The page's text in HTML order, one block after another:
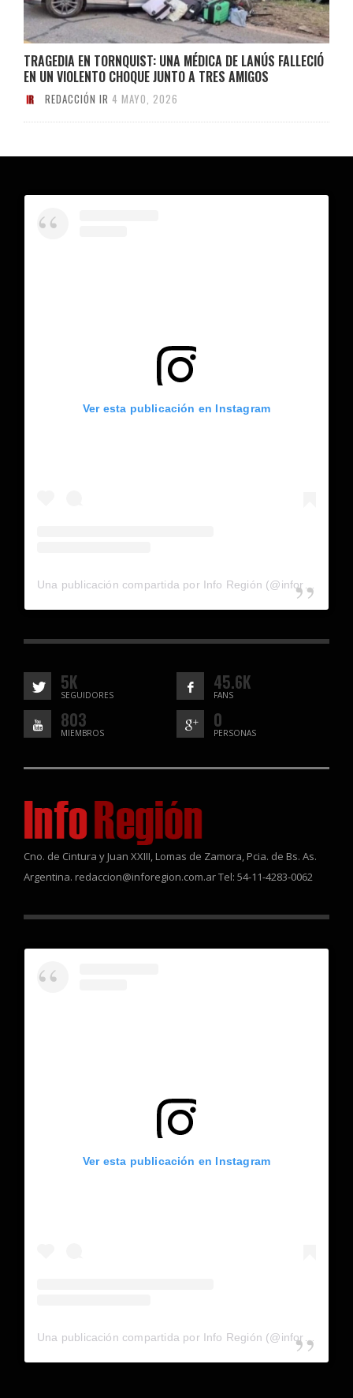
TRAGEDIA EN TORNQUIST: UNA MÉDICA DE LANÚS FALLECIÓ
EN UN VIOLENTO CHOQUE JUNTO A TRES AMIGOS
REDACCIÓN IR 4 MAYO, 2026
Ver esta publicación en Instagram
5K
SEGUIDORES
45.6K
FANS
803
MIEMBROS
0
PERSONAS
Cno. de Cintura y Juan XXIII, Lomas de Zamora, Pcia. de Bs. As.
Argentina. redaccion@inforegion.com.ar Tel: 54-11-4283-0062
Ver esta publicación en Instagram